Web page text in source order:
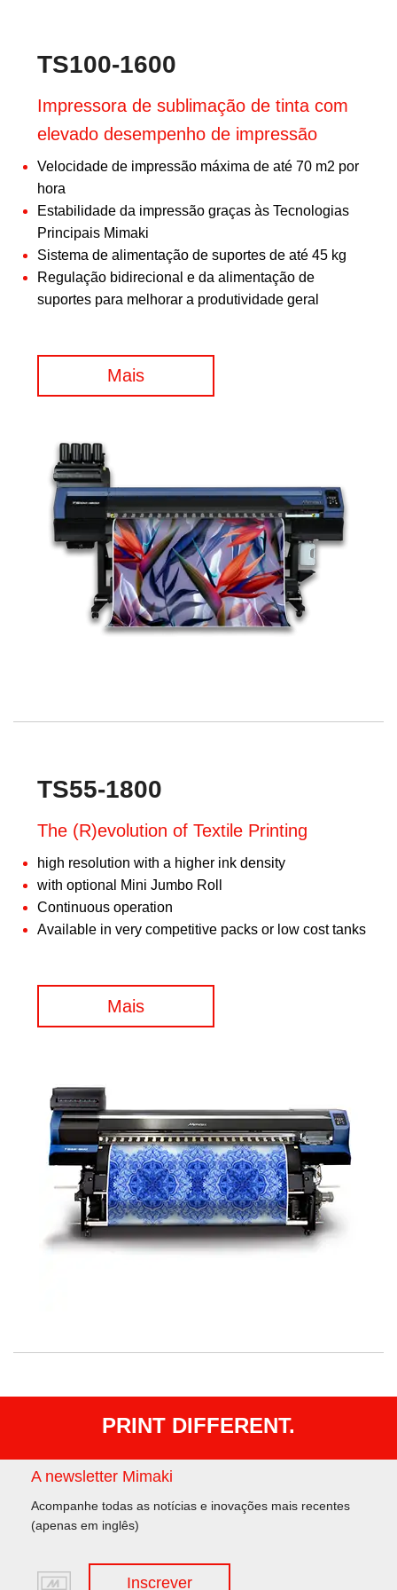
TS100-1600
Impressora de sublimação de tinta com
elevado desempenho de impressão
Velocidade de impressão máxima de até 70 m2 por
hora
Estabilidade da impressão graças às Tecnologias
Principais Mimaki
Sistema de alimentação de suportes de até 45 kg
Regulação bidirecional e da alimentação de
suportes para melhorar a produtividade geral
Mais
TS55-1800
The (R)evolution of Textile Printing
high resolution with a higher ink density
with optional Mini Jumbo Roll
Continuous operation
Available in very competitive packs or low cost tanks
Mais
PRINT DIFFERENT.
A newsletter Mimaki
Acompanhe todas as notícias e inovações mais recentes
(apenas em inglês)
Inscrever